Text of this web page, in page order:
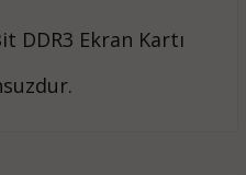
DDR3 Ekran Kartı